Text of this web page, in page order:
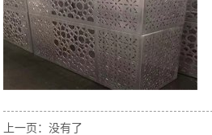
上一页：没有了